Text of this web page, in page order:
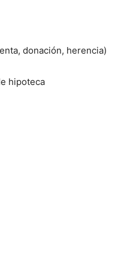
donación, herencia)
hipoteca